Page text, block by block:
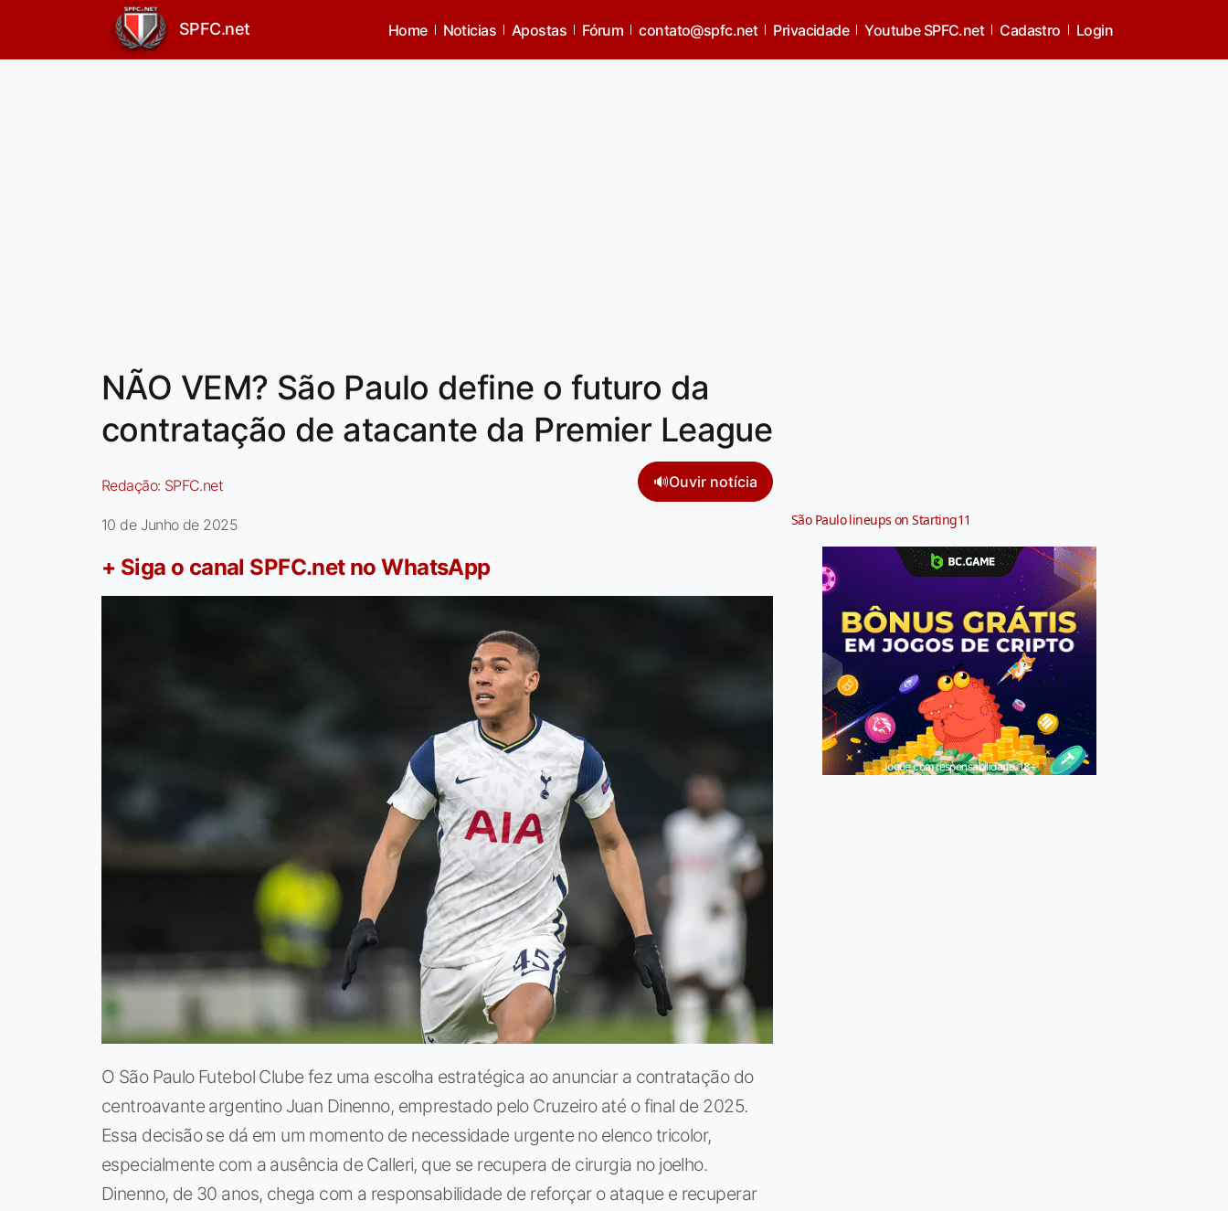
SPFC.net Home Noticias Apostas Fórum contato@spfc.net Privacidade Youtube SPFC.net Cadastro Login
NÃO VEM? São Paulo define o futuro da
contratação de atacante da Premier League
Redação: SPFC.net 🔊Ouvir notícia
10 de Junho de 2025
+ Siga o canal SPFC.net no WhatsApp
O São Paulo Futebol Clube fez uma escolha estratégica ao anunciar a contratação do
centroavante argentino Juan Dinenno, emprestado pelo Cruzeiro até o final de 2025.
Essa decisão se dá em um momento de necessidade urgente no elenco tricolor,
especialmente com a ausência de Calleri, que se recupera de cirurgia no joelho.
Dinenno, de 30 anos, chega com a responsabilidade de reforçar o ataque e recuperar
São Paulo lineups on Starting11
Jogue com responsabilidade. 18+